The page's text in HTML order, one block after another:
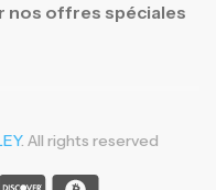
nos offres spéciales
. All rights reserved